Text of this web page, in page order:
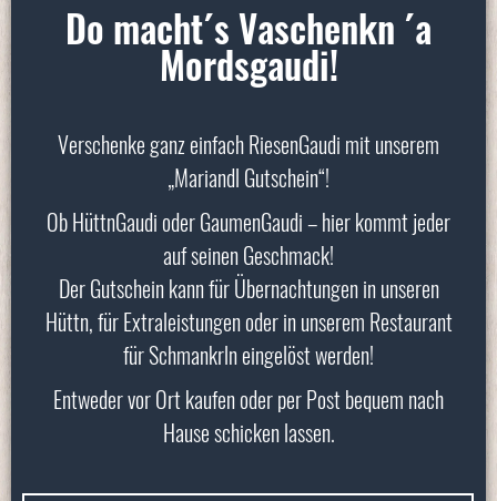
Do macht´s Vaschenkn ´a
Mords­gau­di!
Verschenke ganz einfach RiesenGaudi mit unserem
„Mariandl Gutschein“!
Ob HüttnGaudi oder GaumenGaudi – hier kommt jeder
auf seinen Geschmack!
Der Gutschein kann für Übernachtungen in unseren
Hüttn, für Extraleistungen oder in unserem Restaurant
für Schmankrln eingelöst werden!
Entweder vor Ort kaufen oder per Post bequem nach
Hause schicken lassen.